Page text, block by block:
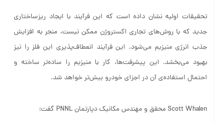
تحقیقات اولیه نشان داده است که این فرآیند با ایجاد ریزساختاری
جدید که با روش‌های تجاری اکستروژن ممکن نیست، منجر به افزایش
جذب انرژی منیزیم می‌شود. این فرآیند انعطاف‌پذیری این فلز را نیز
بهبود می‌بخشد. این پیشرفت‌ها، کار با منیزیم را ساده‌تر ساخته و
احتمال استفاده‌ی آن در اجزای خودرو بیش‌تر خواهد شد.
Scott Whalen محقق و مهندس مکانیک دپارتمان PNNL گفت: